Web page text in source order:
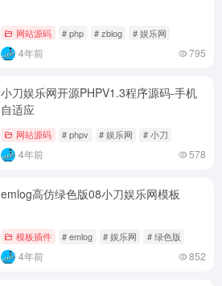
网站源码 # php # zblog # 娱乐网
4年前 795
小刀娱乐网开源PHPV1.3程序源码-手机
自适应
网站源码 # phpv # 娱乐网 # 小刀
4年前 578
emlog高仿绿色版08小刀娱乐网模板
模板插件 # emlog # 娱乐网 # 绿色版
4年前 852